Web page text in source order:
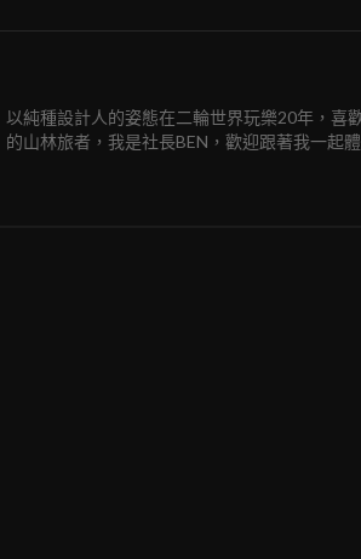
以純種設計人的姿態在二輪世界玩樂20年，喜
的山林旅者，我是社長BEN，歡迎跟著我一起